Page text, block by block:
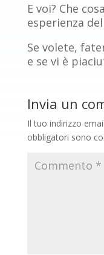
E voi? Che
esperienza
Se volete,
e se vi è
Invia un
Il tuo indirizzo
obbligatori sono